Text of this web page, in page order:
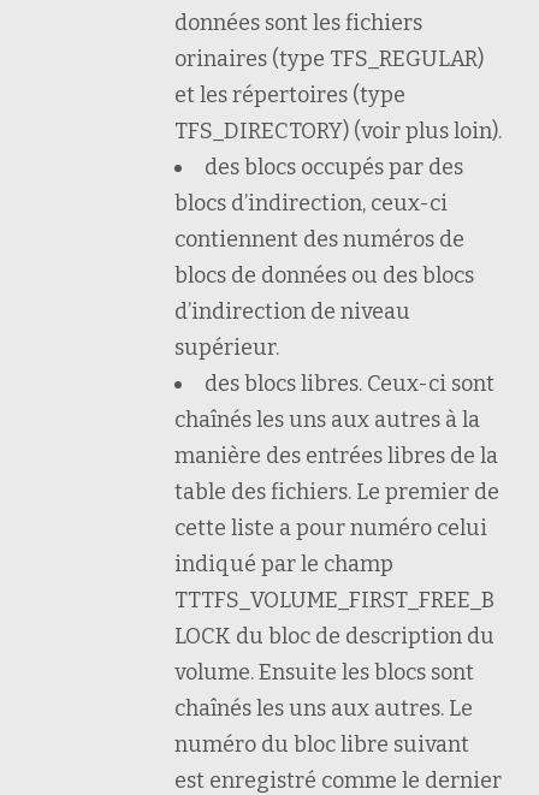
données sont les fichiers
orinaires (type TFS_REGULAR)
et les répertoires (type
TFS_DIRECTORY) (voir plus loin).
des blocs occupés par des
blocs d’indirection, ceux-ci
contiennent des numéros de
blocs de données ou des blocs
d’indirection de niveau
supérieur.
des blocs libres. Ceux-ci sont
chaînés les uns aux autres à la
manière des entrées libres de la
table des fichiers. Le premier de
cette liste a pour numéro celui
indiqué par le champ
TTTFS_VOLUME_FIRST_FREE_B
LOCK du bloc de description du
volume. Ensuite les blocs sont
chaînés les uns aux autres. Le
numéro du bloc libre suivant
est enregistré comme le dernier